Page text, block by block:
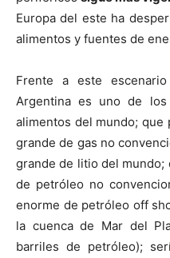
Europa del este ha
alimentos y fuentes de
Frente a este
Argentina es uno de los
alimentos del mundo; que
grande de gas no
grande de litio del
de petróleo no
enorme de petróleo off
la cuenca de Mar del
barriles de petróleo);